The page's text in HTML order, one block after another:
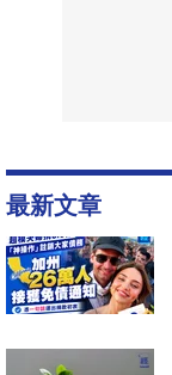
最新文章